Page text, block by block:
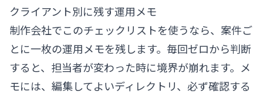
クライアント別に残す運用メモ
制作会社でこのチェックリストを使うなら、案件ご
とに一枚の運用メモを残します。毎回ゼロから判断
すると、担当者が変わった時に境界が崩れます。メ
モには、編集してよいディレクトリ、必ず確認する